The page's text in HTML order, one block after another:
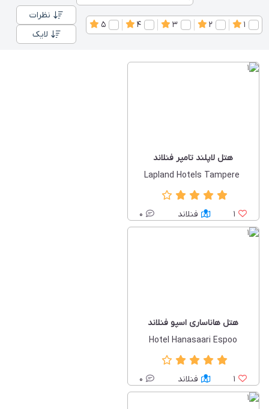
1
2
3
4
5
نظرات
لایک
هتل لاپلند تامپر فنلاند
1 فنلاند 0
هتل هاناساری اسپو فنلاند
Hotel Hanasaari Espoo
1 فنلاند 0